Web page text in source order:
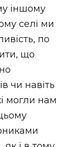
іншому
селі ми
по
що
чи навіть
могли нам